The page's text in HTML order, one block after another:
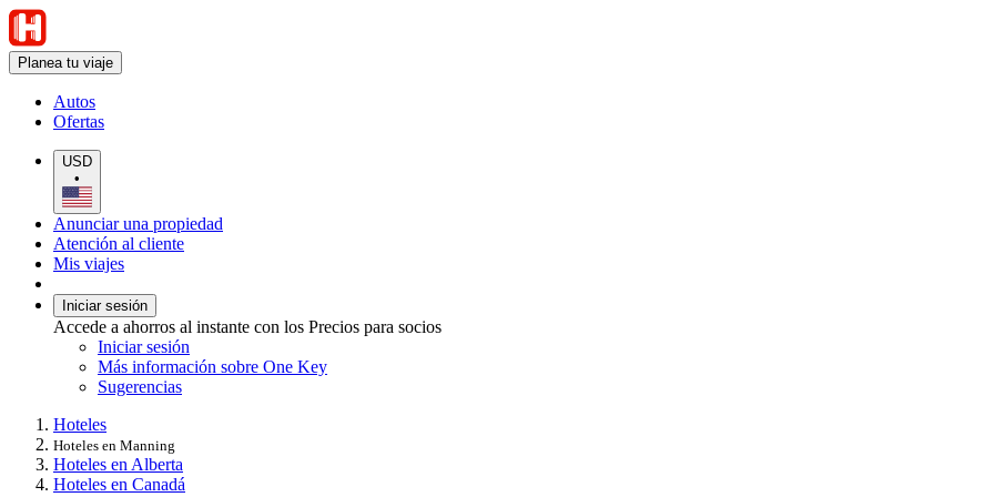
Planea tu viaje
Autos
Ofertas
USD
•
Anunciar una propiedad
Atención al cliente
Mis viajes
Iniciar sesión
Accede a ahorros al instante con los Precios para socios
Iniciar sesión
Más información sobre One Key
Sugerencias
Hoteles
Hoteles en Manning
Hoteles en Alberta
Hoteles en Canadá